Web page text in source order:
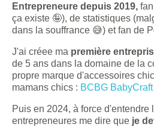
Entrepreneure depuis 2019,
ça existe 🤪), de statistiques
dans la souffrance 😅) et fan de
J'ai créee ma première
de 5 ans dans la domaine de la
propre marque d'accessoires
mamans chics : BCBG
Puis en 2024, à force d'entendre
entrepreneures me dire que je